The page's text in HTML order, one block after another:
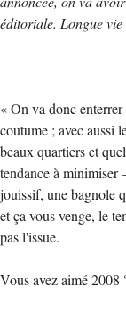
éditoriale. Longue
« On va donc
coutume ; avec aussi
beaux quartiers et
tendance à minimiser
jouissif, une bagnole
et ça vous venge, le
pas l'issue.
Vous avez aimé 2008